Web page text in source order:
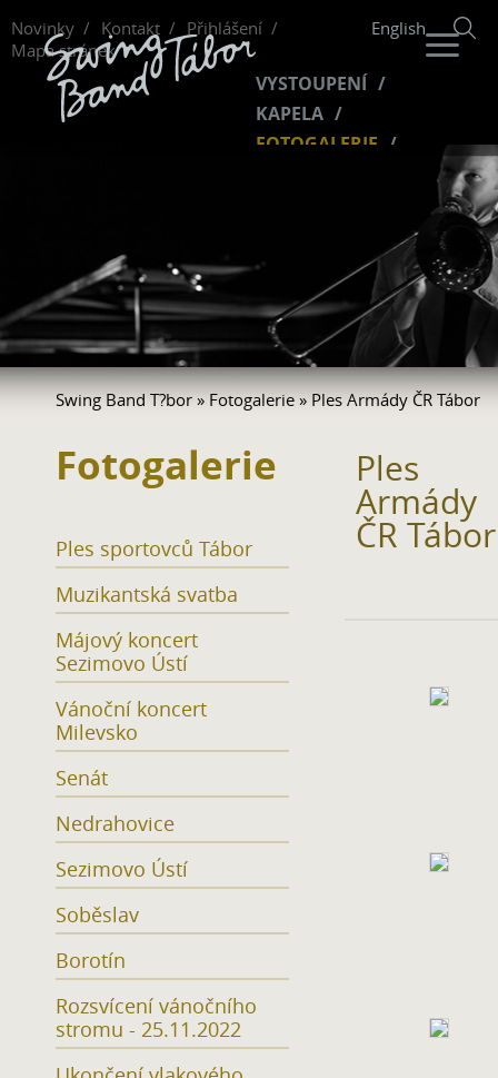
Novinky Kontakt
Přihlášení
Mapa stránek
English
VYSTOUPENÍ
KAPELA
FOTOGALERIE
Swing Band T?bor » Fotogalerie » Ples Armády ČR Tábor
Fotogalerie
Ples sportovců Tábor
Muzikantská svatba
Májový koncert
Sezimovo Ústí
Vánoční koncert
Milevsko
Senát
Nedrahovice
Sezimovo Ústí
Soběslav
Borotín
Rozsvícení vánočního
stromu - 25.11.2022
Ples
Armády
ČR Tábor